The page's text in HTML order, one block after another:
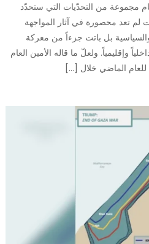
مجموعة من التحدّيات التي ستحدّد
لم تعد محصورة في آثار المواجهة
والسياسية بل باتت جزءاً من معركة
وإقليمياً. ولعلّ ما قاله الأمين العام
الماضي خلال […]